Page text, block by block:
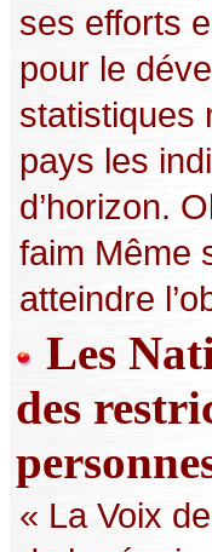
ses efforts
pour le
statistiques
pays les
d’horizon.
faim Même
atteindre
Les
des
« La Voix